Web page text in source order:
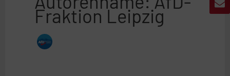
Fraktion Leipzig